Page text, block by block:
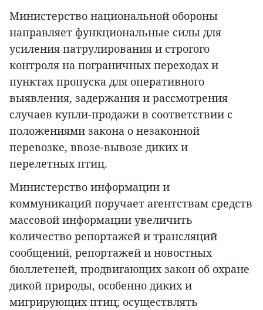
Министерство национальной обороны
направляет функциональные силы для
усиления патрулирования и строгого
контроля на пограничных переходах и
пунктах пропуска для оперативного
выявления, задержания и рассмотрения
случаев купли-продажи в соответствии с
положениями закона о незаконной
перевозке, ввозе-вывозе диких и
перелетных птиц.
Министерство информации и
коммуникаций поручает агентствам средств
массовой информации увеличить
количество репортажей и трансляций
сообщений, репортажей и новостных
бюллетеней, продвигающих закон об охране
дикой природы, особенно диких и
мигрирующих птиц; осуществлять